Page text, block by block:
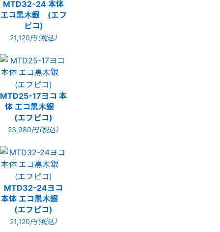
MTD32-24 本体
エコ黒木銀 (エフ
ピコ)
21,120円（税込）
MTD25-17ヨコ 本
体 エコ黒木銀
(エフピコ)
23,980円（税込）
MTD32-24ヨコ
本体 エコ黒木銀
(エフピコ)
21,120円（税込）